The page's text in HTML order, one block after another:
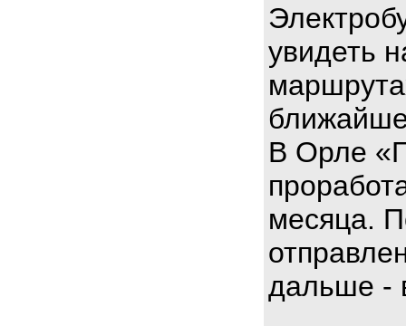
увидеть
В Орле
месяца.
дальше -